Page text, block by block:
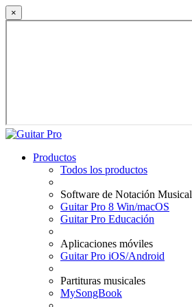
×
Productos
Todos los productos
Software de Notación Musical
Guitar Pro 8 Win/macOS
Guitar Pro Educación
Aplicaciones móviles
Guitar Pro iOS/Android
Partituras musicales
MySongBook